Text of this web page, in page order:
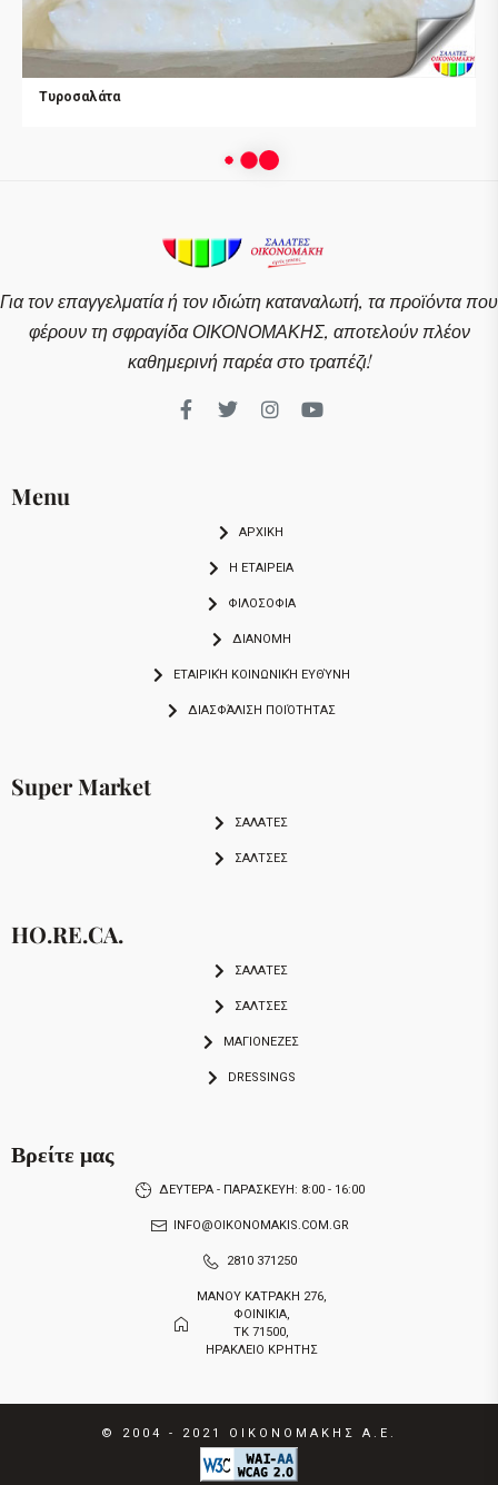
Τυροσαλάτα
Για τον επαγγελματία ή τον ιδιώτη καταναλωτή, τα προϊόντα που
φέρουν τη σφραγίδα ΟΙΚΟΝΟΜΑΚΗΣ, αποτελούν πλέον
καθημερινή παρέα στο τραπέζι!
Menu
ΑΡΧΙΚΗ
Η ΕΤΑΙΡΕΙΑ
ΦΙΛΟΣΟΦΙΑ
ΔΙΑΝΟΜΗ
ΕΤΑΙΡΙΚΉ ΚΟΙΝΩΝΙΚΉ ΕΥΘΎΝΗ
ΔΙΑΣΦΆΛΙΣΗ ΠΟΙΌΤΗΤΑΣ
Super Market
ΣΑΛΑΤΕΣ
ΣΑΛΤΣΕΣ
HO.RE.CA.
ΣΑΛΑΤΕΣ
ΣΑΛΤΣΕΣ
ΜΑΓΙΟΝΕΖΕΣ
DRESSINGS
Βρείτε μας
ΔΕΥΤΕΡΑ - ΠΑΡΑΣΚΕΥΗ: 8:00 - 16:00
INFO@OIKONOMAKIS.COM.GR
2810 371250
ΜΑΝΟΥ ΚΑΤΡΑΚΗ 276,
ΦΟΙΝΙΚΙΑ,
ΤΚ 71500,
ΗΡΑΚΛΕΙΟ ΚΡΗΤΗΣ
© 2004 - 2021 ΟΙΚΟΝΟΜΑΚΗΣ Α.Ε.